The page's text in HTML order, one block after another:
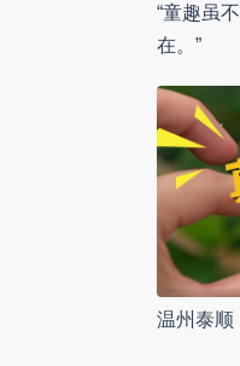
“童趣虽
在。”
温州泰顺